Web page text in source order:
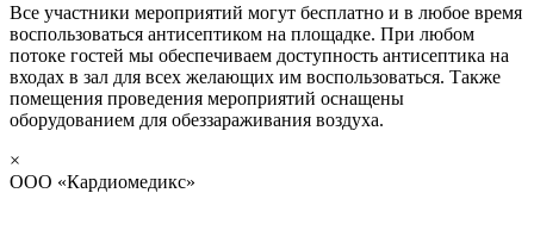
Все участники мероприятий могут бесплатно и в любое время
воспользоваться антисептиком на площадке. При любом
потоке гостей мы обеспечиваем доступность антисептика на
входах в зал для всех желающих им воспользоваться. Также
помещения проведения мероприятий оснащены
оборудованием для обеззараживания воздуха.
×
ООО «Кардиомедикс»